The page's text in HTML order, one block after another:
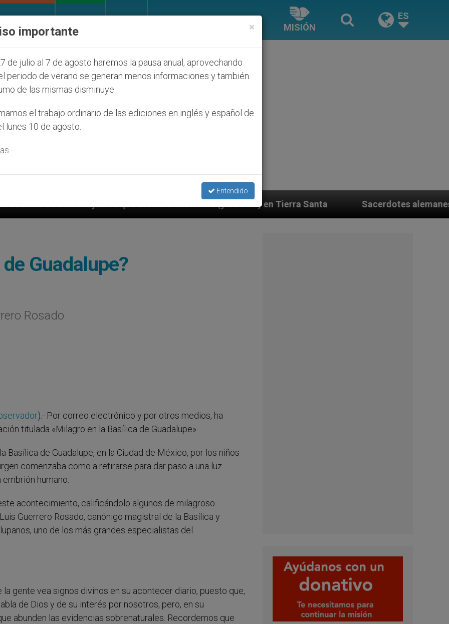
MISIÓN
ES
que afecta a cristianos (y no sólo) en Tierra Santa Sacerdotes alemanes fieles al Papa
Guadalupe?
Rosado
).- Por correo electrónico y por otros medios, ha
titulada «Milagro en la Basílica de Guadalupe».
Basílica de Guadalupe, en la Ciudad de México, por los niños
comenzaba como a retirarse para dar paso a una luz
humano.
acontecimiento, calificándolo algunos de milagroso.
Guerrero Rosado, canónigo magistral de la Basílica y
uno de los más grandes especialistas del
gente vea signos divinos en su acontecer diario, puesto que,
de Dios y de su interés por nosotros, pero, en su
abunden las evidencias sobrenaturales. Recordemos que
×
importante
de julio al 7 de agosto haremos la pausa anual, aprovechando
periodo de verano se generan menos informaciones y también
de las mismas disminuye.
el trabajo ordinario de las ediciones en inglés y español de
lunes 10 de agosto.
Entendido